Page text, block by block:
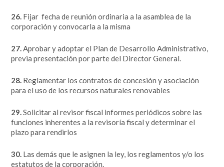
26. Fijar fecha de reunión ordinaria a la asamblea de la
corporación y convocarla a la misma
27.Aprobar y adoptar el Plan de Desarrollo Administrativo,
previa presentación por parte del Director General.
28. Reglamentar los contratos de concesión y asociación
para el uso de los recursos naturales renovables
29.Solicitar al revisor fiscal informes periódicos sobre las
funciones inherentes a la revisoría fiscal y determinar el
plazo para rendirlos
30. Las demás que le asignen la ley, los reglamentos y/o los
estatutos de la corporación.